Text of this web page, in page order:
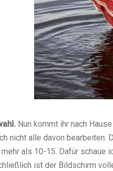
Nun kommt ihr nach
nicht alle davon bearbeiten.
als 10-15. Dafür schaue
ist der Bildschirm